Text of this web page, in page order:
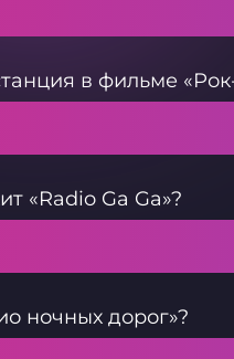
в фильме
«Radio Ga Ga»?
ночных дорог»?